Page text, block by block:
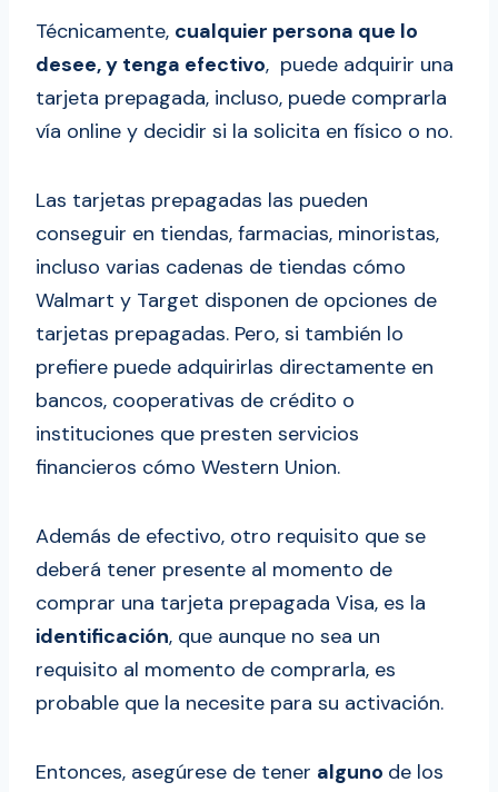
Técnicamente, cualquier persona que lo
desee, y tenga efectivo, puede adquirir una
tarjeta prepagada, incluso, puede comprarla
vía online y decidir si la solicita en físico o no.
Las tarjetas prepagadas las pueden
conseguir en tiendas, farmacias, minoristas,
incluso varias cadenas de tiendas cómo
Walmart y Target disponen de opciones de
tarjetas prepagadas. Pero, si también lo
prefiere puede adquirirlas directamente en
bancos, cooperativas de crédito o
instituciones que presten servicios
financieros cómo Western Union.
Además de efectivo, otro requisito que se
deberá tener presente al momento de
comprar una tarjeta prepagada Visa, es la
identificación, que aunque no sea un
requisito al momento de comprarla, es
probable que la necesite para su activación.
Entonces, asegúrese de tener alguno de los